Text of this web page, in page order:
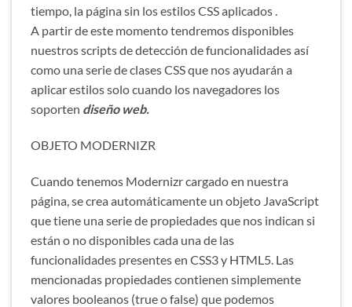
tiempo, la página sin los estilos CSS aplicados .
A partir de este momento tendremos disponibles
nuestros scripts de detección de funcionalidades así
como una serie de clases CSS que nos ayudarán a
aplicar estilos solo cuando los navegadores los
soporten diseño web.
OBJETO MODERNIZR
Cuando tenemos Modernizr cargado en nuestra
página, se crea automáticamente un objeto JavaScript
que tiene una serie de propiedades que nos indican si
están o no disponibles cada una de las
funcionalidades presentes en CSS3 y HTML5. Las
mencionadas propiedades contienen simplemente
valores booleanos (true o false) que podemos